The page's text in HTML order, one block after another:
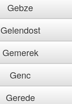
Gebze
Gelendost
Gemerek
Genc
Gerede